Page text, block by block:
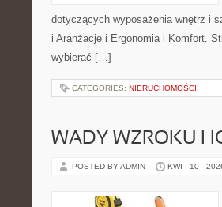
dotyczących wyposażenia wnętrz i
i Aranżacje i Ergonomia i Komfort.
wybierać […]
CATEGORIES: NIERUCHOMOŚCI
WADY WZROKU I
POSTED BY ADMIN KWI - 10 -